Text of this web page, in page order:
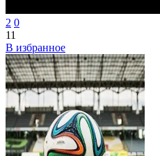
2 0
11
В избранное